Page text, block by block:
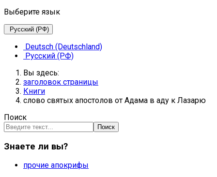
Выберите язык
Русский (РФ)
Deutsch (Deutschland)
Русский (РФ)
Вы здесь:
заголовок страницы
Книги
слово святых апостолов от Адама в аду к Лазарю
Поиск
Поиск
Знаете ли вы?
прочие апокрифы